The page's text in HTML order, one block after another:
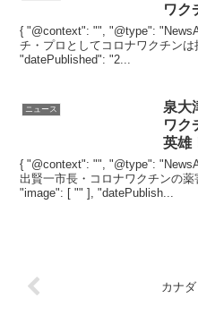
ワク
{ "@context": "", "@type":
チ・プロとしてコロナワクチン
"datePublished": "2...
ニュース
泉大
ワク
英雄
{ "@context": "", "@type":
出賢一市長・コロナワクチンの
"image": [ "" ], "datePublish...
カナ